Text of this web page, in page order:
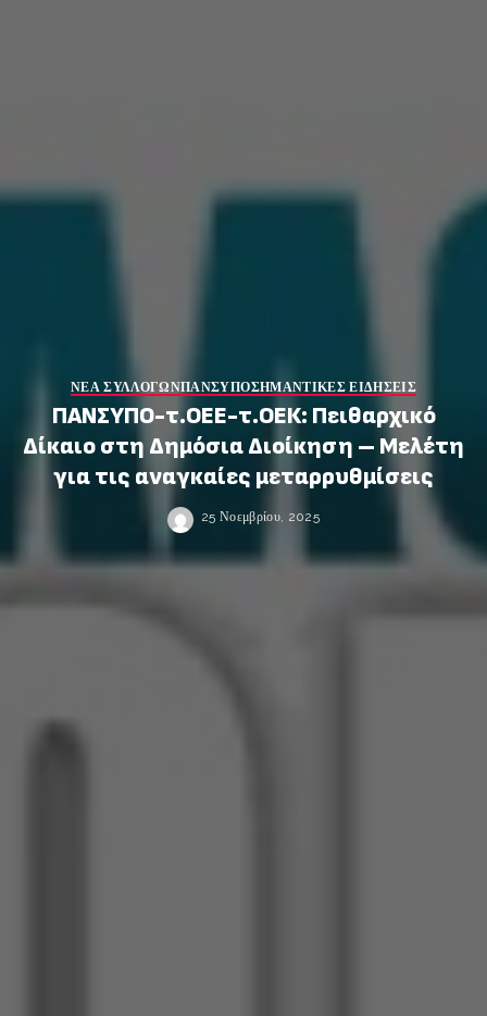
ΝΕΑ ΣΥΛΛΟΓΩΝΠΑΝΣΥΠΟΣΗΜΑΝΤΙΚΕΣ ΕΙΔΗΣΕΙΣ
ΠΑΝΣΥΠΟ-τ.ΟΕΕ-τ.ΟΕΚ: Πειθαρχικό
Δίκαιο στη Δημόσια Διοίκηση – Μελέτη
για τις αναγκαίες μεταρρυθμίσεις
25 Νοεμβρίου, 2025